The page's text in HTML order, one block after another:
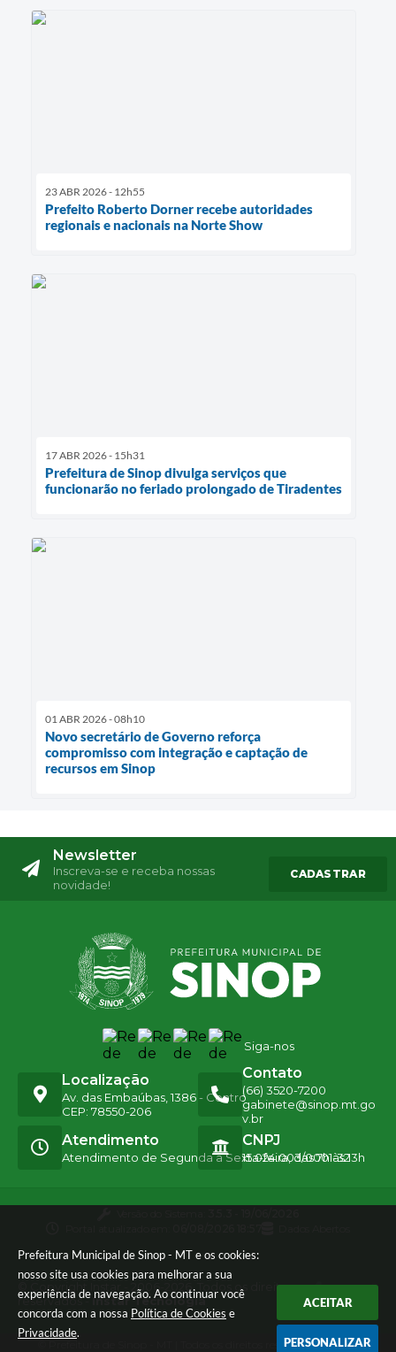
Prefeitura Municipal de Sinop - MT e os cookies:
nosso site usa cookies para melhorar a sua
experiência de navegação. Ao continuar você
concorda com a nossa Política de Cookies e
Privacidade.
ACEITAR
PERSONALIZAR
23 ABR 2026 - 12h55
Prefeito Roberto Dorner recebe autoridades
regionais e nacionais na Norte Show
17 ABR 2026 - 15h31
Prefeitura de Sinop divulga serviços que
funcionarão no feriado prolongado de Tiradentes
01 ABR 2026 - 08h10
Novo secretário de Governo reforça
compromisso com integração e captação de
recursos em Sinop
Newsletter
Inscreva-se e receba nossas
novidade!
CADASTRAR
Siga-nos
Localização
Av. das Embaúbas, 1386 - Centro
CEP: 78550-206
Contato
(66) 3520-7200
gabinete@sinop.mt.go
v.br
Atendimento
Atendimento de Segunda a Sexta-feira, das 7h às 13h
CNPJ
15.024.003/0001-32
© Copyright Instar - 2006-2026. Todos os direitos
reservados - Instar Tecnologia